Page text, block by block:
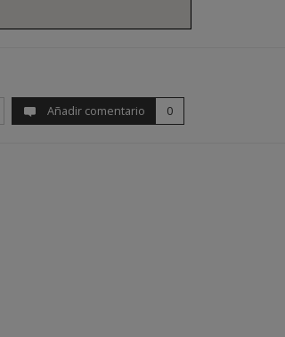
Añadir comentario 0